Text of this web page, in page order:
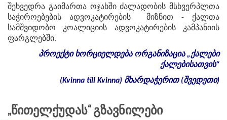
შეხვედრა გაიმართა ოჯახში ძალადობის მსხვერპლთა
საჭიროებების ადვოკატირების მიზნით - ქალთა
სამშვიდობო კოალიციის ადვოკატირების კამპანიის
ფარგლებში.
პროექტი ხორციელდება ორგანიზაცია„ქალები
ქალებისათვის“
(Kvinna till Kvinna) მხარდაჭერით(შვედეთი)
„წითელქუდას“ Გზავნილები